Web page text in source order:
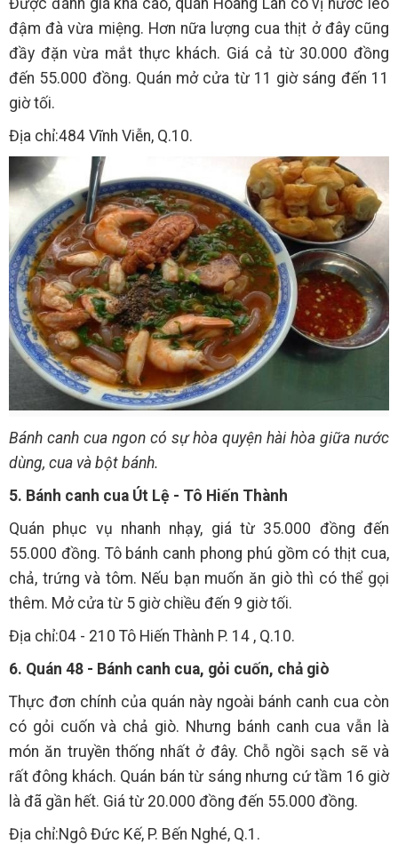
Được đánh giá khá cao, quán Hoàng Lan có vị nước lèo
đậm đà vừa miệng. Hơn nữa lượng cua thịt ở đây cũng
đầy đặn vừa mắt thực khách. Giá cả từ 30.000 đồng
đến 55.000 đồng. Quán mở cửa từ 11 giờ sáng đến 11
giờ tối.
Địa chỉ:484 Vĩnh Viễn, Q.10.
Bánh canh cua ngon có sự hòa quyện hài hòa giữa nước
dùng, cua và bột bánh.
5. Bánh canh cua Út Lệ - Tô Hiến Thành
Quán phục vụ nhanh nhạy, giá từ 35.000 đồng đến
55.000 đồng. Tô bánh canh phong phú gồm có thịt cua,
chả, trứng và tôm. Nếu bạn muốn ăn giò thì có thể gọi
thêm. Mở cửa từ 5 giờ chiều đến 9 giờ tối.
Địa chỉ:04 - 210 Tô Hiến Thành P. 14 , Q.10.
6. Quán 48 - Bánh canh cua, gỏi cuốn, chả giò
Thực đơn chính của quán này ngoài bánh canh cua còn
có gỏi cuốn và chả giò. Nhưng bánh canh cua vẫn là
món ăn truyền thống nhất ở đây. Chỗ ngồi sạch sẽ và
rất đông khách. Quán bán từ sáng nhưng cứ tầm 16 giờ
là đã gần hết. Giá từ 20.000 đồng đến 55.000 đồng.
Địa chỉ:Ngô Đức Kế, P. Bến Nghé, Q.1.